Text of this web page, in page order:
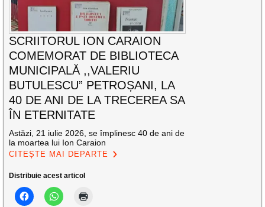
SCRIITORUL ION CARAION
COMEMORAT DE BIBLIOTECA
MUNICIPALĂ ,,VALERIU
BUTULESCU” PETROȘANI, LA
40 DE ANI DE LA TRECEREA SA
ÎN ETERNITATE
Astăzi, 21 iulie 2026, se împlinesc 40 de ani de
la moartea lui Ion Caraion
CITEȘTE MAI DEPARTE
Distribuie acest articol